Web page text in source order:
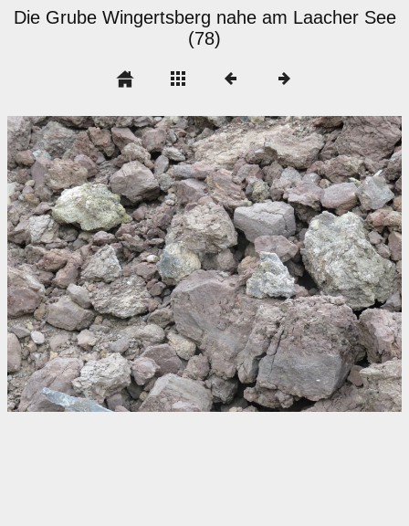
Die Grube Wingertsberg nahe am Laacher See
(78)